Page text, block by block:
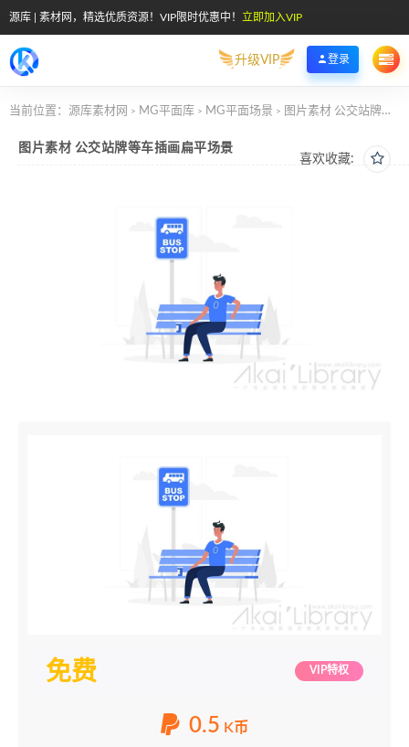
源库 | 素材网，精选优质资源！VIP限时优惠中！ 立即加入VIP
升级VIP 登录
当前位置： 源库素材网 > MG平面库 > MG平面场景 > 图片素材 公交站牌等车插画扁平场景
喜欢收藏:
图片素材 公交站牌等车插画扁平场景
免费 VIP特权
0.5 K币